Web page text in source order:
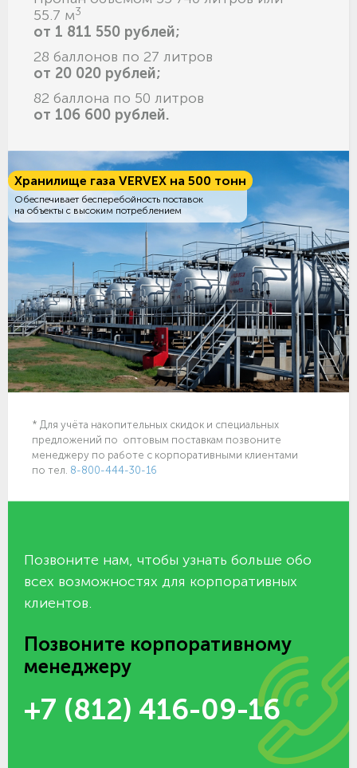
55.7 м3
от 1 811 550 рублей;
28 баллонов по 27 литров
от 20 020 рублей;
82 баллона по 50 литров
от 106 600 рублей.
Хранилище газа VERVEX на 500 тонн
Обеспечивает бесперебойность поставок
на объекты с высоким потреблением
* Для учёта накопительных скидок и специальных
предложений по оптовым поставкам позвоните
менеджеру по работе с корпоративными клиентами
по тел. 8-800-444-30-16
Позвоните нам, чтобы узнать больше обо
всех возможностях для корпоративных
клиентов.
Позвоните корпоративному
менеджеру
+7 (812) 416-09-16